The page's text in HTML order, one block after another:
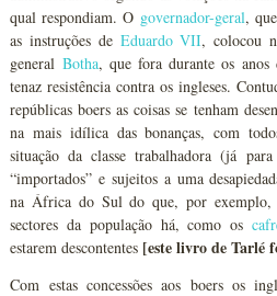
qual respondiam. O governador-geral,
as instruções de Eduardo VII, colocou
general Botha, que fora durante os
tenaz resistência contra os ingleses.
repúblicas boers as coisas se tenham
na mais idílica das bonanças, com
situação da classe trabalhadora (já
“importados” e sujeitos a uma
na África do Sul do que, por
sectores da população há, como os
estarem descontentes [este livro de Tarlé
Com estas concessões aos boers os